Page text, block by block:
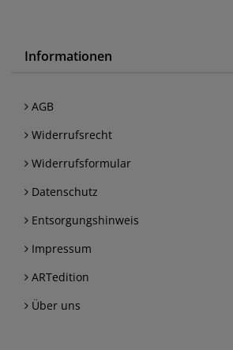
Informationen
AGB
Widerrufsrecht
Widerrufsformular
Datenschutz
Entsorgungshinweis
Impressum
ARTedition
Über uns